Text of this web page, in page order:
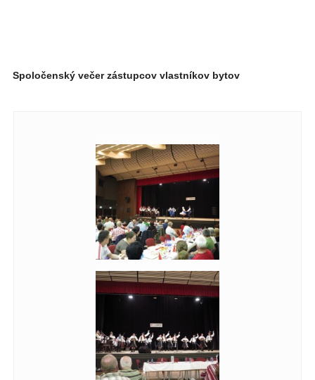
Spoločenský večer zástupcov vlastníkov bytov